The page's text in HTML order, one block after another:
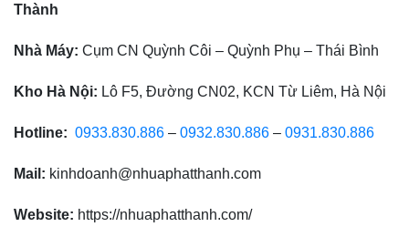
Thành
Nhà Máy: Cụm CN Quỳnh Côi – Quỳnh Phụ – Thái Bình
Kho Hà Nội: Lô F5, Đường CN02, KCN Từ Liêm, Hà Nội
Hotline: 0933.830.886 – 0932.830.886 – 0931.830.886
Mail: kinhdoanh@nhuaphatthanh.com
Website: https://nhuaphatthanh.com/